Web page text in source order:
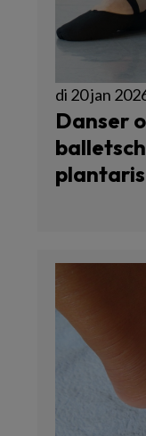
di 20 jan
Danser